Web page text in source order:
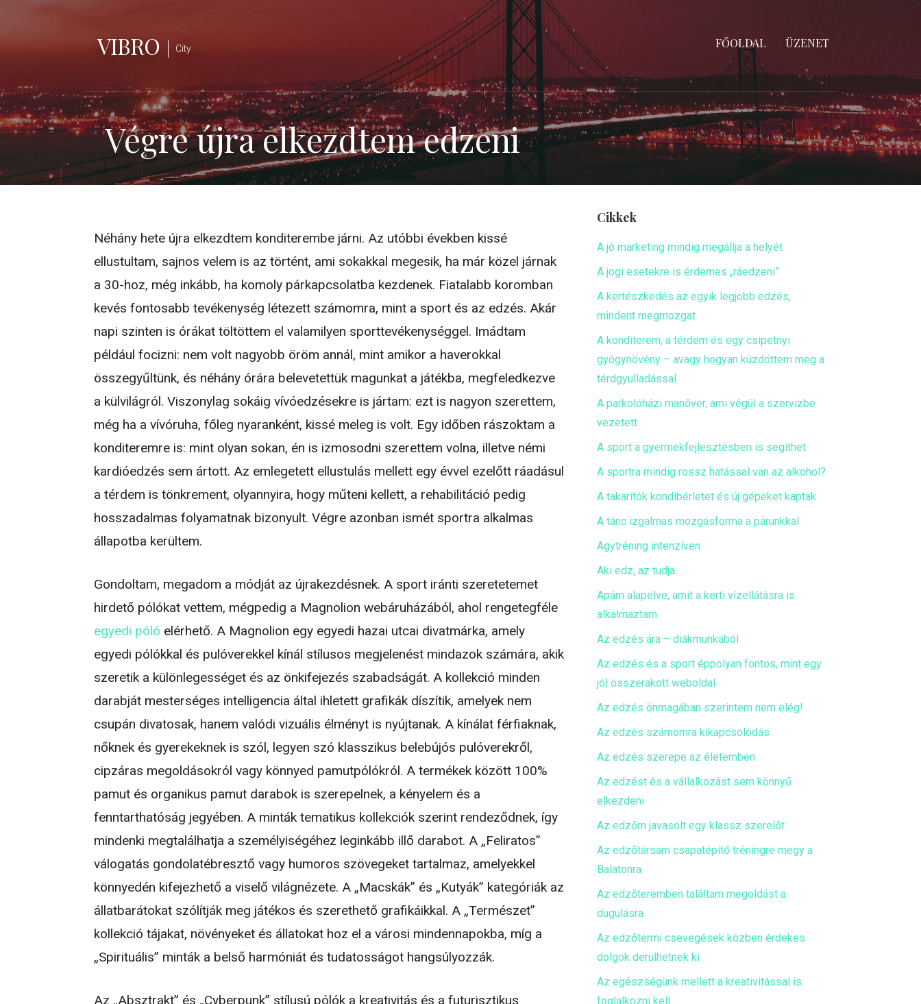
VIBRO City FŐOLDAL ÜZENET
Végre újra elkezdtem edzeni
Néhány hete újra elkezdtem konditerembe járni. Az utóbbi években kissé
ellustultam, sajnos velem is az történt, ami sokakkal megesik, ha már közel járnak
a 30-hoz, még inkább, ha komoly párkapcsolatba kezdenek. Fiatalabb koromban
kevés fontosabb tevékenység létezett számomra, mint a sport és az edzés. Akár
napi szinten is órákat töltöttem el valamilyen sporttevékenységgel. Imádtam
például focizni: nem volt nagyobb öröm annál, mint amikor a haverokkal
összegyűltünk, és néhány órára belevetettük magunkat a játékba, megfeledkezve
a külvilágról. Viszonylag sokáig vívóedzésekre is jártam: ezt is nagyon szerettem,
még ha a vívóruha, főleg nyaranként, kissé meleg is volt. Egy időben rászoktam a
konditeremre is: mint olyan sokan, én is izmosodni szerettem volna, illetve némi
kardióedzés sem ártott. Az emlegetett ellustulás mellett egy évvel ezelőtt ráadásul
a térdem is tönkrement, olyannyira, hogy műteni kellett, a rehabilitáció pedig
hosszadalmas folyamatnak bizonyult. Végre azonban ismét sportra alkalmas
állapotba kerültem.
Gondoltam, megadom a módját az újrakezdésnek. A sport iránti szeretetemet
hirdető pólókat vettem, mégpedig a Magnolion webáruházából, ahol rengetegféle
egyedi póló elérhető. A Magnolion egy egyedi hazai utcai divatmárka, amely
egyedi pólókkal és pulóverekkel kínál stílusos megjelenést mindazok számára, akik
szeretik a különlegességet és az önkifejezés szabadságát. A kollekció minden
darabját mesterséges intelligencia által ihletett grafikák díszítik, amelyek nem
csupán divatosak, hanem valódi vizuális élményt is nyújtanak. A kínálat férfiaknak,
nőknek és gyerekeknek is szól, legyen szó klasszikus belebújós pulóverekről,
cipzáras megoldásokról vagy könnyed pamutpólókról. A termékek között 100%
pamut és organikus pamut darabok is szerepelnek, a kényelem és a
fenntarthatóság jegyében. A minták tematikus kollekciók szerint rendeződnek, így
mindenki megtalálhatja a személyiségéhez leginkább illő darabot. A „Feliratos”
válogatás gondolatébresztő vagy humoros szövegeket tartalmaz, amelyekkel
könnyedén kifejezhető a viselő világnézete. A „Macskák” és „Kutyák” kategóriák az
állatbarátokat szólítják meg játékos és szerethető grafikáikkal. A „Természet”
kollekció tájakat, növényeket és állatokat hoz el a városi mindennapokba, míg a
„Spirituális” minták a belső harmóniát és tudatosságot hangsúlyozzák.
Az „Absztrakt” és „Cyberpunk” stílusú pólók a kreativitás és a futurisztikus
Cikkek
A jó marketing mindig megállja a helyét
A jogi esetekre is érdemes „ráedzeni”
A kertészkedés az egyik legjobb edzés,
mindent megmozgat
A konditerem, a térdem és egy csipetnyi
gyógynövény – avagy hogyan küzdöttem meg a
térdgyulladással
A parkolóházi manőver, ami végül a szervizbe
vezetett
A sport a gyermekfejlesztésben is segíthet
A sportra mindig rossz hatással van az alkohol?
A takarítók kondibérletet és új gépeket kaptak
A tánc izgalmas mozgásforma a párunkkal
Agytréning intenzíven
Aki edz, az tudja…
Apám alapelve, amit a kerti vízellátásra is
alkalmaztam
Az edzés ára – diákmunkából
Az edzés és a sport éppolyan fontos, mint egy
jól összerakott weboldal
Az edzés önmagában szerintem nem elég!
Az edzés számomra kikapcsolódás
Az edzés szerepe az életemben
Az edzést és a vállalkozást sem könnyű
elkezdeni
Az edzőm javasolt egy klassz szerelőt
Az edzőtársam csapatépítő tréningre megy a
Balatonra
Az edzőteremben találtam megoldást a
dugulásra
Az edzőtermi csevegések közben érdekes
dolgok derülhetnek ki
Az egészségünk mellett a kreativitással is
foglalkozni kell